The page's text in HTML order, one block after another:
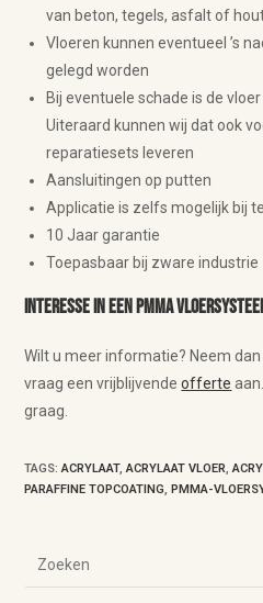
van beton, tegels, asfalt of
Vloeren kunnen eventueel ’s
gelegd worden
Bij eventuele schade is de
Uiteraard kunnen wij dat ook
reparatiesets leveren
Aansluitingen op putten
Applicatie is zelfs mogelijk bij
10 Jaar garantie
Toepasbaar bij zware industrie
Interesse in een PMMA
Wilt u meer informatie? Neem
vraag een vrijblijvendeofferte
graag.
TAGS:ACRYLAAT, ACRYLAAT VLOER,
PARAFFINE TOPCOATING, PMMA-